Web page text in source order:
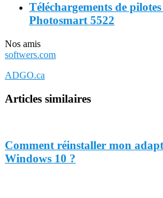
Téléchargements de
Photosmart 5522
Nos amis
softwers.com
ADGO.ca
Articles similaires
Comment réinstaller mon
Windows 10 ?